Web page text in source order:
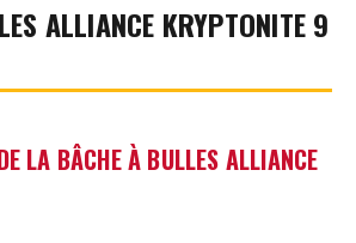
ALLIANCE KRYPTONITE 9
LA BÂCHE À BULLES ALLIANCE